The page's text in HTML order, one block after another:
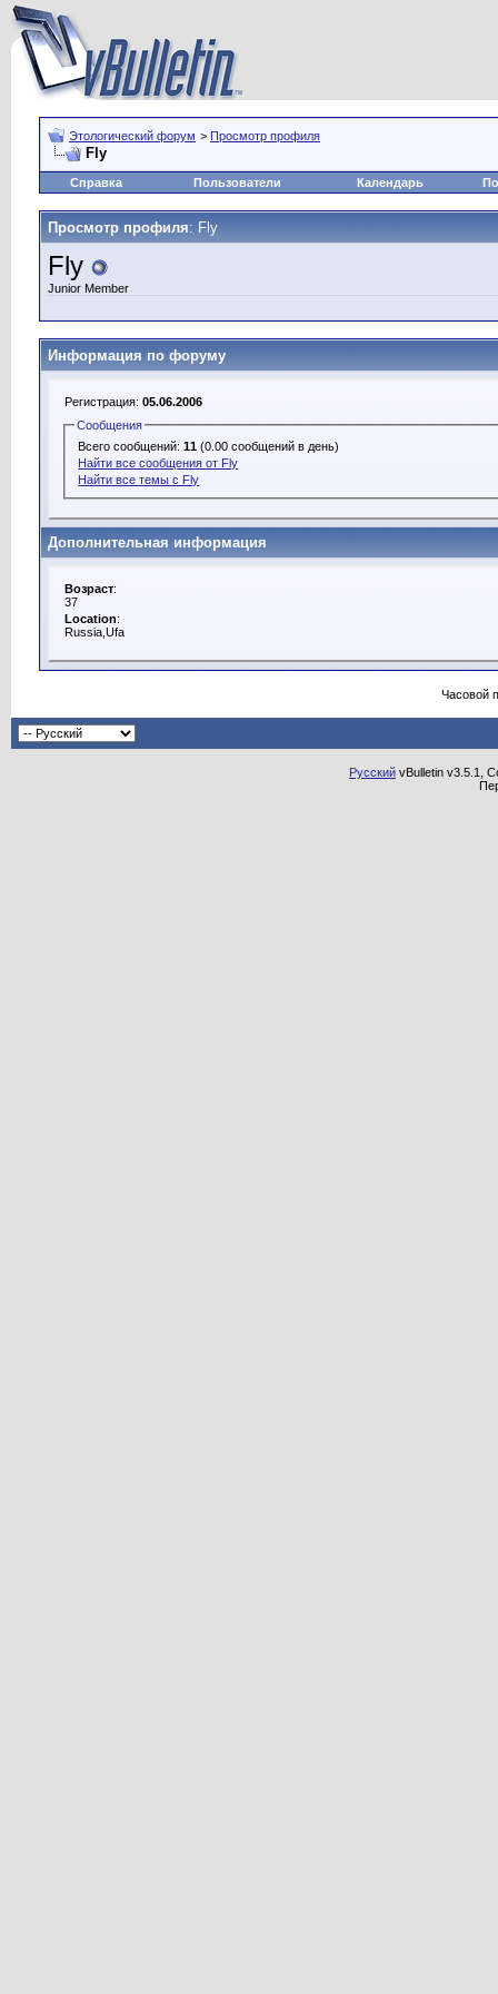
Этологический форум > Просмотр профиля
Fly
Справка Пользователи Календарь
Просмотр профиля: Fly
Fly
Junior Member
Информация по форуму
Регистрация: 05.06.2006
Сообщения
Всего сообщений:11 (0.00 сообщений в день)
Найти все сообщения от Fly
Найти все темы с Fly
Дополнительная информация
Возраст:
37
Location:
Russia,Ufa
Часовой
Русский vBulletin v3.5.1,